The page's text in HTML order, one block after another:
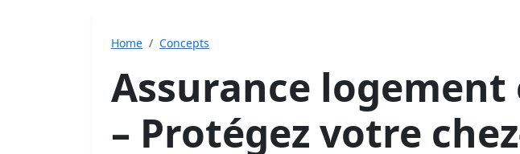
Home Concepts
Assurance logement
– Protégez votre